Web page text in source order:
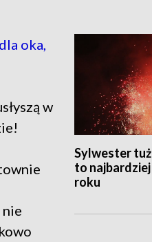
Sylwester
to
roku
oka,
w